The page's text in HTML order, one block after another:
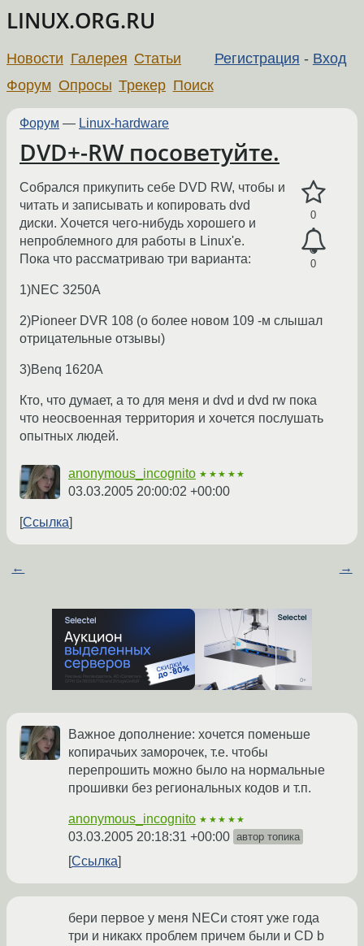
LINUX.ORG.RU
Регистрация - Вход
Новости Галерея Статьи
Форум Опросы Трекер Поиск
Форум — Linux-hardware
DVD+-RW посоветуйте.
0
0
Собрался прикупить себе DVD RW, чтобы и
читать и записывать и копировать dvd
диски. Хочется чего-нибудь хорошего и
непроблемного для работы в Linux'е.
Пока что рассматриваю три варианта:
1)NEC 3250A
2)Pioneer DVR 108 (о более новом 109 -м слышал
отрицательные отзывы)
3)Benq 1620A
Кто, что думает, а то для меня и dvd и dvd rw пока
что неосвоенная территория и хочется послушать
опытных людей.
anonymous_incognito ★★★★★
03.03.2005 20:00:02 +00:00
Ссылка
← →
Важное дополнение: хочется поменьше
копирачьих заморочек, т.е. чтобы
перепрошить можно было на нормальные
прошивки без региональных кодов и т.п.
anonymous_incognito ★★★★★
03.03.2005 20:18:31 +00:00 автор топика
Ссылка
бери первое у меня NECи стоят уже года
три и никакх проблем причем были и CD b